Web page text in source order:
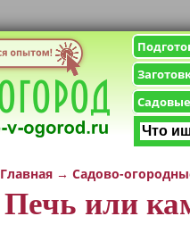
Главная → Садово-
Печь или